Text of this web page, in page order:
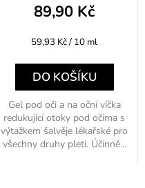
89,90 Kč
Měrná
59,93 Kč / 10 ml
DO KOŠÍKU
Gel pod oči a na oční víčka
redukující otoky pod očima s
výtažkem šalvěje lékařské pro
všechny druhy pleti. Účinně...